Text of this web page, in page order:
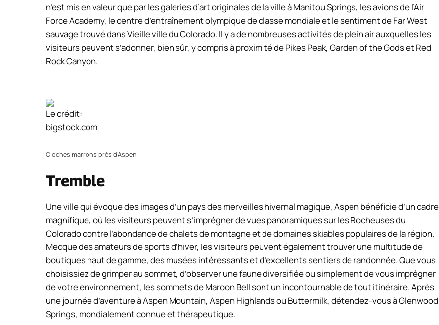
n’est mis en valeur que par les galeries d’art originales de la ville à Manitou Springs, les avions de l’Air
Force Academy, le centre d’entraînement olympique de classe mondiale et le sentiment de Far West
sauvage trouvé dans Vieille ville du Colorado. Il y a de nombreuses activités de plein air auxquelles les
visiteurs peuvent s’adonner, bien sûr, y compris à proximité de Pikes Peak, Garden of the Gods et Red
Rock Canyon.
Le crédit:
bigstock.com
Cloches marrons près d’Aspen
Tremble
Une ville qui évoque des images d’un pays des merveilles hivernal magique, Aspen bénéficie d’un cadre
magnifique, où les visiteurs peuvent s’imprégner de vues panoramiques sur les Rocheuses du
Colorado contre l’abondance de chalets de montagne et de domaines skiables populaires de la région.
Mecque des amateurs de sports d’hiver, les visiteurs peuvent également trouver une multitude de
boutiques haut de gamme, des musées intéressants et d’excellents sentiers de randonnée. Que vous
choisissiez de grimper au sommet, d’observer une faune diversifiée ou simplement de vous imprégner
de votre environnement, les sommets de Maroon Bell sont un incontournable de tout itinéraire. Après
une journée d’aventure à Aspen Mountain, Aspen Highlands ou Buttermilk, détendez-vous à Glenwood
Springs, mondialement connue et thérapeutique.